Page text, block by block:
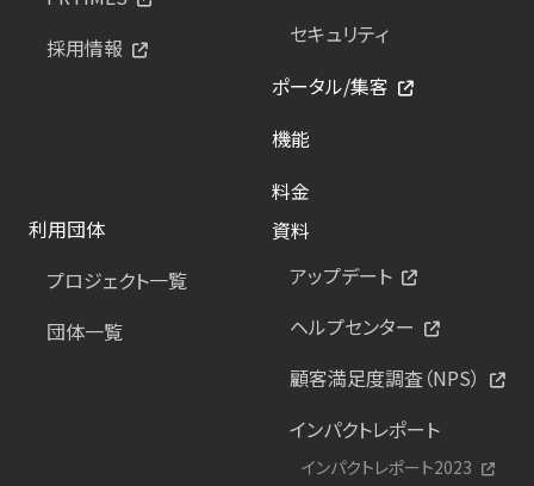
採用情報
セキュリティ
ポータル/集客
機能
料金
利用団体
プロジェクト一覧
団体一覧
資料
アップデート
ヘルプセンター
顧客満足度調査（NPS）
インパクトレポート
インパクトレポート2023